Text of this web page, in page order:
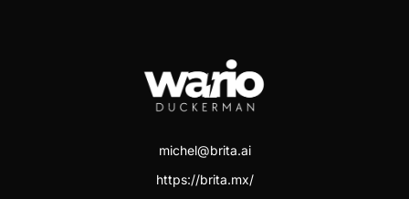
michel@brita.ai
https://brita.mx/